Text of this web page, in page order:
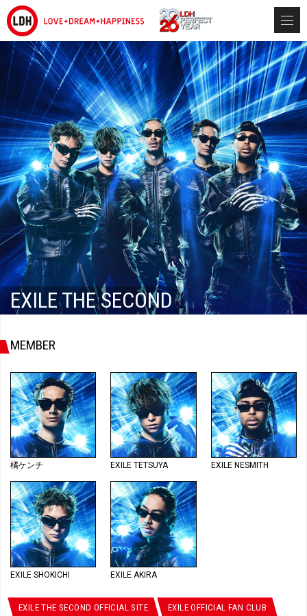
EXILE THE SECOND
MEMBER
橘ケンチ EXILE TETSUYA EXILE NESMITH
EXILE SHOKICHI EXILE AKIRA
EXILE THE SECOND OFFICIAL SITE EXILE OFFICIAL FAN CLUB